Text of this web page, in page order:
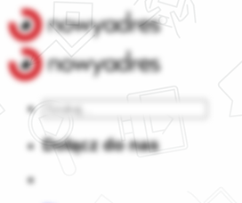
Dołącz do nas